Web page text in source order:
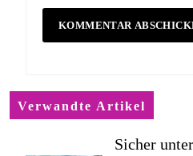
Verwandte Artikel
Sicher